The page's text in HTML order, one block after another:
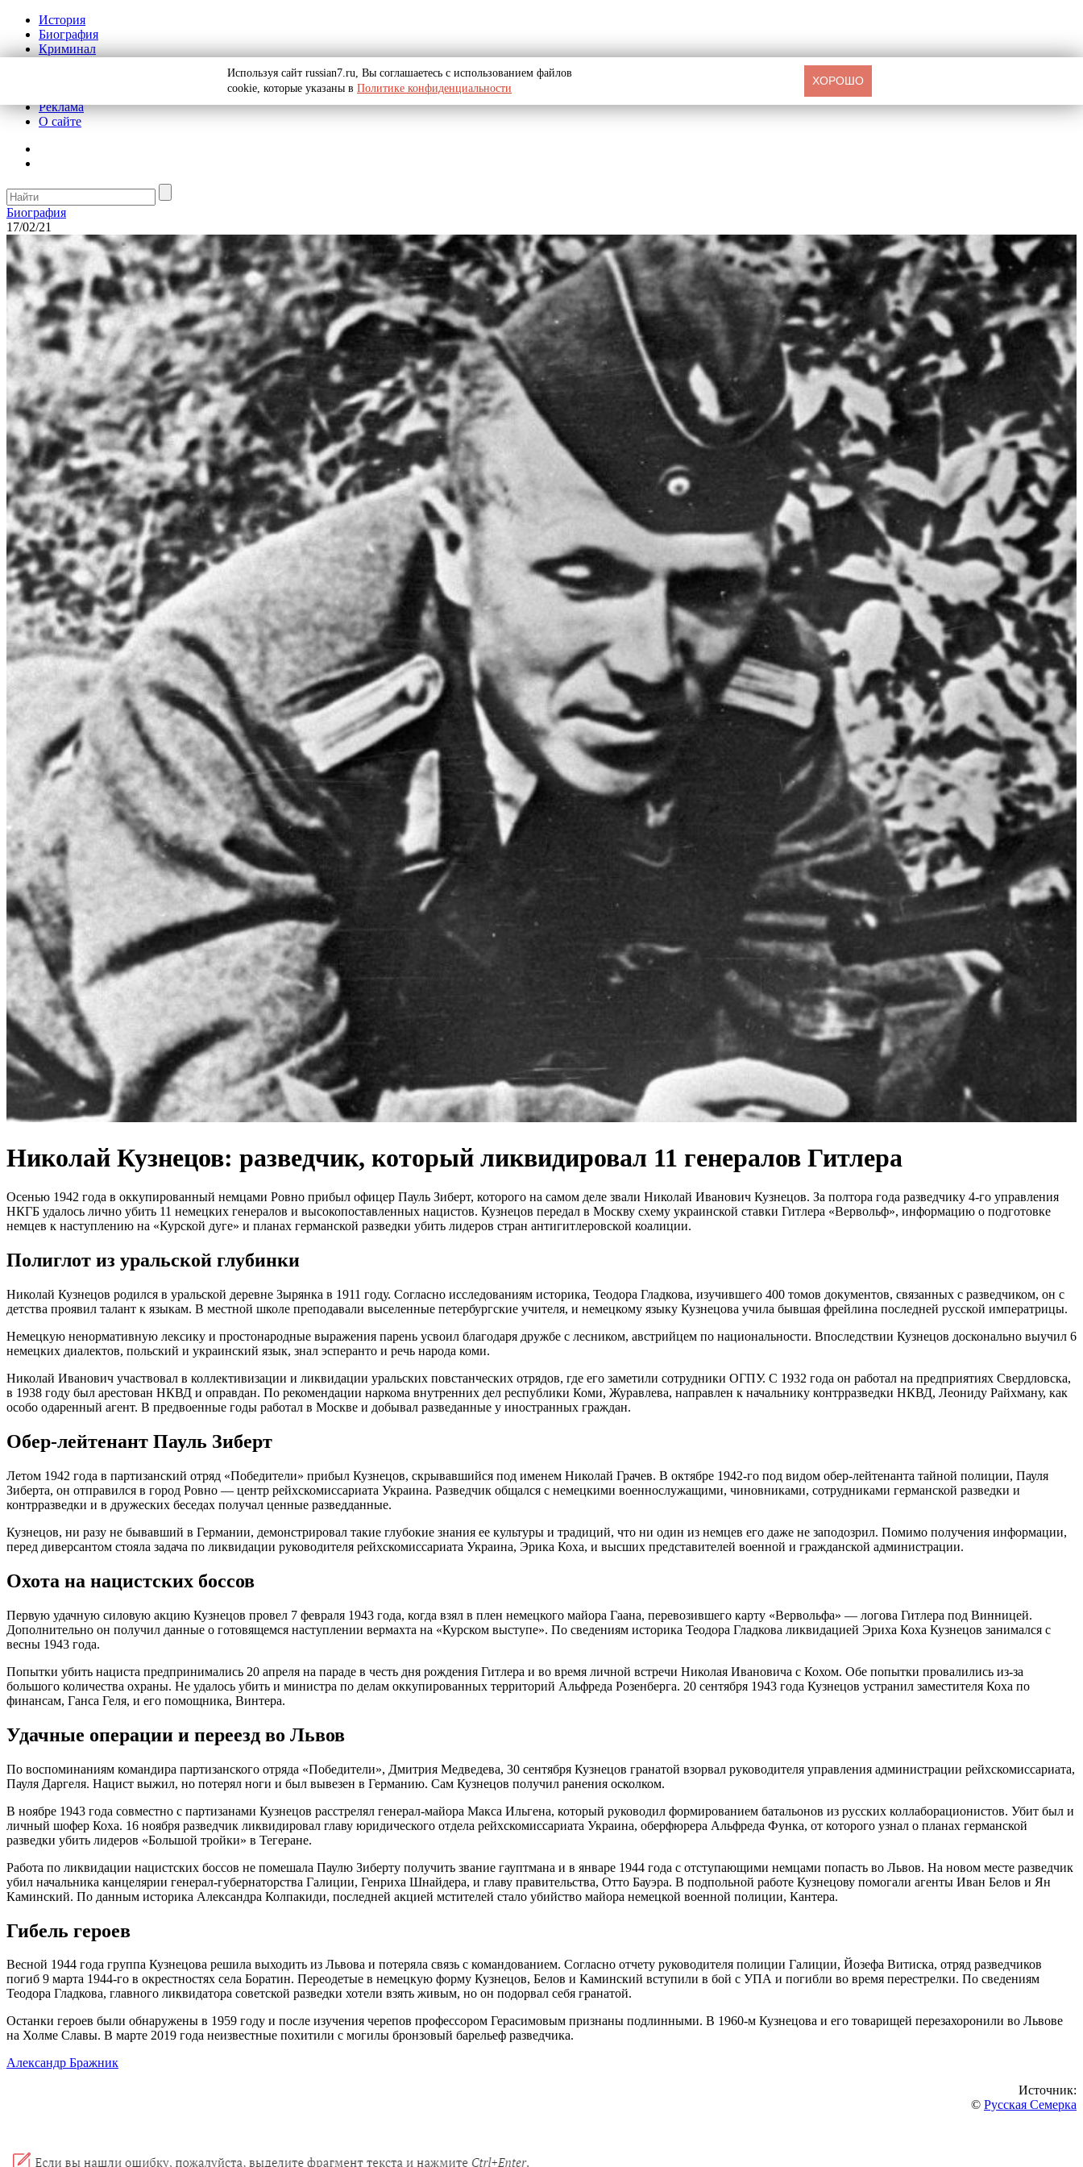
История
Биография
Криминал
Реклама
О сайте
Биография
17/02/21
Николай Кузнецов: разведчик, который ликвидировал 11 генералов Гитлера
Осенью 1942 года в оккупированный немцами Ровно прибыл офицер Пауль Зиберт, которого на самом деле звали Николай Иванович Кузнецов. За полтора года разведчику 4-го управления
НКГБ удалось лично убить 11 немецких генералов и высокопоставленных нацистов. Кузнецов передал в Москву схему украинской ставки Гитлера «Вервольф», информацию о подготовке
немцев к наступлению на «Курской дуге» и планах германской разведки убить лидеров стран антигитлеровской коалиции.
Полиглот из уральской глубинки
Николай Кузнецов родился в уральской деревне Зырянка в 1911 году. Согласно исследованиям историка, Теодора Гладкова, изучившего 400 томов документов, связанных с разведчиком, он с
детства проявил талант к языкам. В местной школе преподавали выселенные петербургские учителя, и немецкому языку Кузнецова учила бывшая фрейлина последней русской императрицы.
Немецкую ненормативную лексику и простонародные выражения парень усвоил благодаря дружбе с лесником, австрийцем по национальности. Впоследствии Кузнецов досконально выучил 6
немецких диалектов, польский и украинский язык, знал эсперанто и речь народа коми.
Николай Иванович участвовал в коллективизации и ликвидации уральских повстанческих отрядов, где его заметили сотрудники ОГПУ. С 1932 года он работал на предприятиях Свердловска,
в 1938 году был арестован НКВД и оправдан. По рекомендации наркома внутренних дел республики Коми, Журавлева, направлен к начальнику контрразведки НКВД, Леониду Райхману, как
особо одаренный агент. В предвоенные годы работал в Москве и добывал разведанные у иностранных граждан.
Обер-лейтенант Пауль Зиберт
Летом 1942 года в партизанский отряд «Победители» прибыл Кузнецов, скрывавшийся под именем Николай Грачев. В октябре 1942-го под видом обер-лейтенанта тайной полиции, Пауля
Зиберта, он отправился в город Ровно — центр рейхскомиссариата Украина. Разведчик общался с немецкими военнослужащими, чиновниками, сотрудниками германской разведки и
контрразведки и в дружеских беседах получал ценные разведданные.
Кузнецов, ни разу не бывавший в Германии, демонстрировал такие глубокие знания ее культуры и традиций, что ни один из немцев его даже не заподозрил. Помимо получения информации,
перед диверсантом стояла задача по ликвидации руководителя рейхскомиссариата Украина, Эрика Коха, и высших представителей военной и гражданской администрации.
Охота на нацистских боссов
Первую удачную силовую акцию Кузнецов провел 7 февраля 1943 года, когда взял в плен немецкого майора Гаана, перевозившего карту «Вервольфа» — логова Гитлера под Винницей.
Дополнительно он получил данные о готовящемся наступлении вермахта на «Курском выступе». По сведениям историка Теодора Гладкова ликвидацией Эриха Коха Кузнецов занимался с
весны 1943 года.
Попытки убить нациста предпринимались 20 апреля на параде в честь дня рождения Гитлера и во время личной встречи Николая Ивановича с Кохом. Обе попытки провалились из-за
большого количества охраны. Не удалось убить и министра по делам оккупированных территорий Альфреда Розенберга. 20 сентября 1943 года Кузнецов устранил заместителя Коха по
финансам, Ганса Геля, и его помощника, Винтера.
Удачные операции и переезд во Львов
По воспоминаниям командира партизанского отряда «Победители», Дмитрия Медведева, 30 сентября Кузнецов гранатой взорвал руководителя управления администрации рейхскомиссариата,
Пауля Даргеля. Нацист выжил, но потерял ноги и был вывезен в Германию. Сам Кузнецов получил ранения осколком.
В ноябре 1943 года совместно с партизанами Кузнецов расстрелял генерал-майора Макса Ильгена, который руководил формированием батальонов из русских коллаборационистов. Убит был и
личный шофер Коха. 16 ноября разведчик ликвидировал главу юридического отдела рейхскомиссариата Украина, оберфюрера Альфреда Функа, от которого узнал о планах германской
разведки убить лидеров «Большой тройки» в Тегеране.
Работа по ликвидации нацистских боссов не помешала Паулю Зиберту получить звание гауптмана и в январе 1944 года с отступающими немцами попасть во Львов. На новом месте разведчик
убил начальника канцелярии генерал-губернаторства Галиции, Генриха Шнайдера, и главу правительства, Отто Бауэра. В подпольной работе Кузнецову помогали агенты Иван Белов и Ян
Каминский. По данным историка Александра Колпакиди, последней акцией мстителей стало убийство майора немецкой военной полиции, Кантера.
Гибель героев
Весной 1944 года группа Кузнецова решила выходить из Львова и потеряла связь с командованием. Согласно отчету руководителя полиции Галиции, Йозефа Витиска, отряд разведчиков
погиб 9 марта 1944-го в окрестностях села Боратин. Переодетые в немецкую форму Кузнецов, Белов и Каминский вступили в бой с УПА и погибли во время перестрелки. По сведениям
Теодора Гладкова, главного ликвидатора советской разведки хотели взять живым, но он подорвал себя гранатой.
Останки героев были обнаружены в 1959 году и после изучения черепов профессором Герасимовым признаны подлинными. В 1960-м Кузнецова и его товарищей перезахоронили во Львове
на Холме Славы. В марте 2019 года неизвестные похитили с могилы бронзовый барельеф разведчика.
Александр Бражник
Источник:
© Русская Семерка
Используя сайт russian7.ru, Вы соглашаетесь с использованием файлов
cookie, которые указаны в Политике конфиденциальности
ХОРОШО